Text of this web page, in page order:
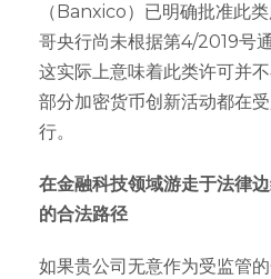
（Banxico）已明确批准此
哥央行尚未根据第4/2019号
这实际上意味着此类许可并
部分加密货币创新活动都在
行。
在金融科技领域游走于法律
的合法路径
如果贵公司无意作为受监管